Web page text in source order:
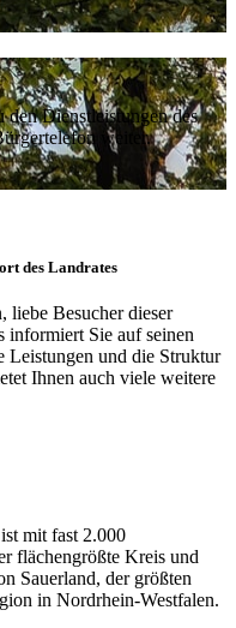
Dienstleistungen des
weiter.
des Landrates
liebe Besucher dieser
informiert Sie auf seinen
Leistungen und die Struktur
Ihnen auch viele weitere
mit fast 2.000
flächengrößte Kreis und
Sauerland, der größten
in Nordrhein-Westfalen.